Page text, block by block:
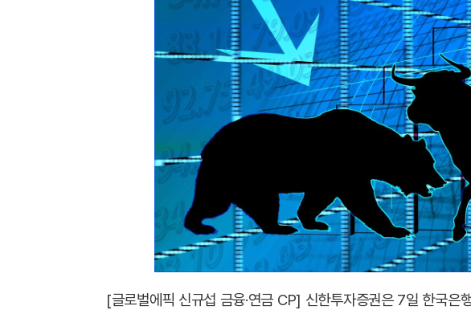
[글로벌에픽 신규섭 금융·연금 CP] 신한투자증권은 7일 한국은